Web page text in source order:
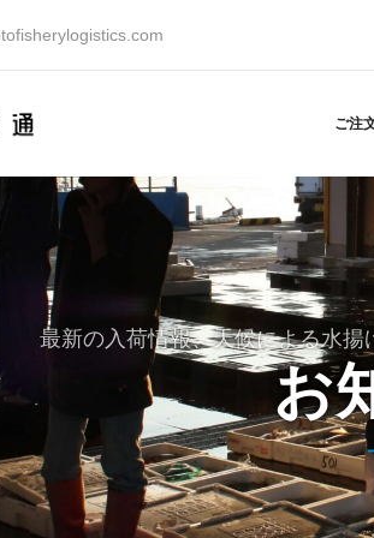
ご注
最新の入荷情報、天候による水
お